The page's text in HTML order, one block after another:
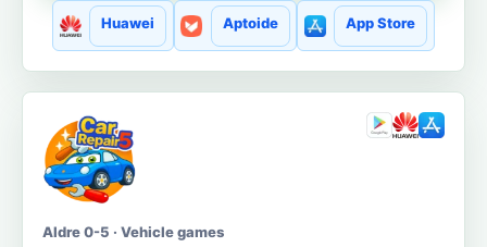
Huawei Aptoide App Store
Aldre 0-5 · Vehicle games